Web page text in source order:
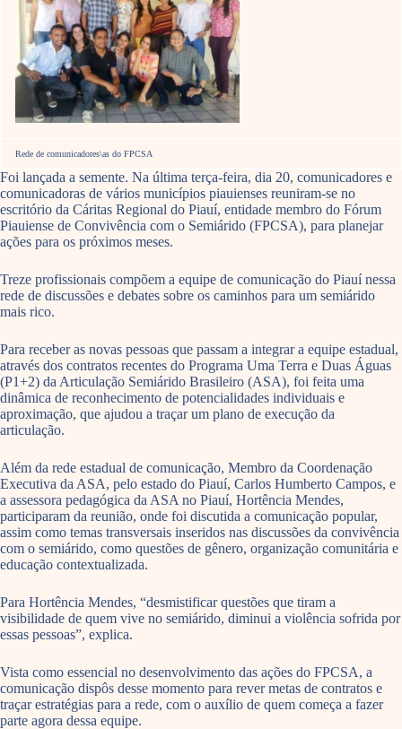
Rede de comunicadores\as do FPCSA
Foi lançada a semente. Na última terça-feira, dia 20, comunicadores e
comunicadoras de vários municípios piauienses reuniram-se no
escritório da Cáritas Regional do Piauí, entidade membro do Fórum
Piauiense de Convivência com o Semiárido (FPCSA), para planejar
ações para os próximos meses.
Treze profissionais compõem a equipe de comunicação do Piauí nessa
rede de discussões e debates sobre os caminhos para um semiárido
mais rico.
Para receber as novas pessoas que passam a integrar a equipe estadual,
através dos contratos recentes do Programa Uma Terra e Duas Águas
(P1+2) da Articulação Semiárido Brasileiro (ASA), foi feita uma
dinâmica de reconhecimento de potencialidades individuais e
aproximação, que ajudou a traçar um plano de execução da
articulação.
Além da rede estadual de comunicação, Membro da Coordenação
Executiva da ASA, pelo estado do Piauí, Carlos Humberto Campos, e
a assessora pedagógica da ASA no Piauí, Hortência Mendes,
participaram da reunião, onde foi discutida a comunicação popular,
assim como temas transversais inseridos nas discussões da convivência
com o semiárido, como questões de gênero, organização comunitária e
educação contextualizada.
Para Hortência Mendes, “desmistificar questões que tiram a
visibilidade de quem vive no semiárido, diminui a violência sofrida por
essas pessoas”, explica.
Vista como essencial no desenvolvimento das ações do FPCSA, a
comunicação dispôs desse momento para rever metas de contratos e
traçar estratégias para a rede, com o auxílio de quem começa a fazer
parte agora dessa equipe.